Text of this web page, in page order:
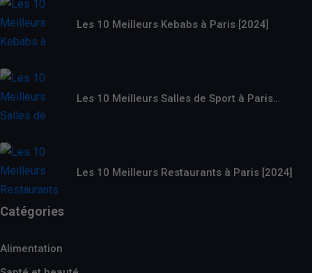
Les 10 Meilleurs Kebabs à Paris [2024]
Les 10 Meilleurs Salles de Sport à Paris…
Les 10 Meilleurs Restaurants à Paris [2024]
Catégories
Alimentation